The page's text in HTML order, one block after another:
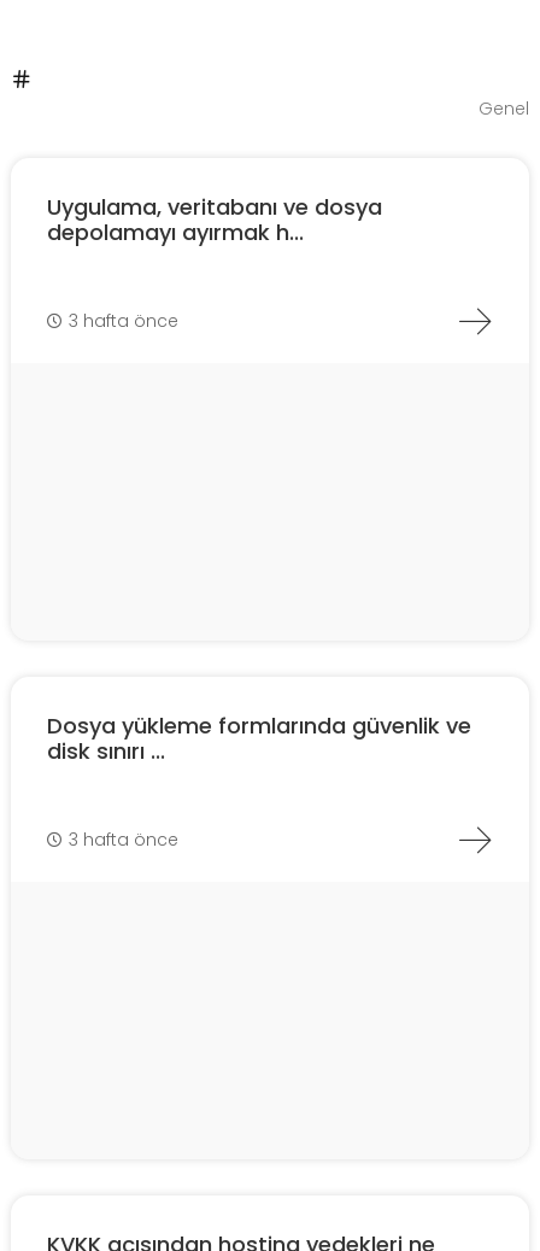
Genel
Uygulama, veritabanı ve dosya
depolamayı ayırmak h...
3 hafta önce
Dosya yükleme formlarında güvenlik ve
disk sınırı ...
3 hafta önce
KVKK açısından hosting yedekleri ne